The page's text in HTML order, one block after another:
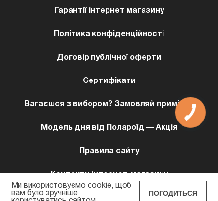
Гарантії інтернет магазину
Політика конфіденційності
Договір публічної оферти
Сертифікати
Вагаєшся з вибором? Замовляй примірку!
Модель дня від Полароїд — Акція
Правила сайту
Контакти інтернет-магазину
Ми використовуємо cookie, щоб
вам було зручніше
ПОГОДИТЬСЯ